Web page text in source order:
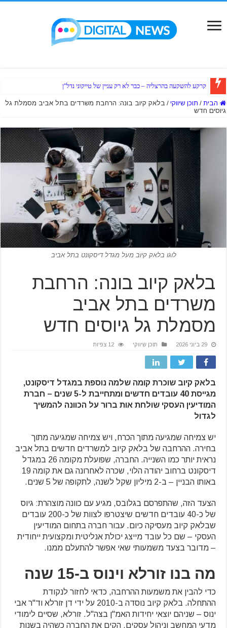
קרקע להשקעה בהרצליה – כבר לא רק עניין של טייקוני נדל"ן
הבית / תוכן שיווקי / בלאק קיוב בונה: הרחבת משרדים בתל אביב מסמלת גל
גיוסים חדש
לוגו בלאק קיוב מעל מגדל דיסקונט בתל אביב
בלאק קיוב בונה: הרחבת
משרדים בתל אביב
מסמלת גל גיוסים חדש
29 ביוני 2026 תוכן שיווקי 12 צפיות
בלאק קיוב שוכרת קומה שלמה נוספת במגדל דיסקונט,
מגייסת 40 עובדים חדשים ומתחייבת ל-5 שנים – חברת
המודיעין העסקי שולחת אות ברור על הכוונה להמשיך
לגדול
יש צמיחה שמגיעה מתוך הכרח, ויש צמיחה שמגיעה מתוך
בחירה. ההרחבה של בלאק קיוב למשרדים חדשים בתל אביב
נראית יותר כמו השנייה. החברה, שפועלת מקומה 26 במגדל
דיסקונט ברחוב יהודה הלוי, שכרה לאחרונה גם את קומה 19
באותו הבניין – ב-2 מיליון שקל לשנה, לתקופה של 5 שנים.
הצעד הזה, שהתפרסם בגלובס, מגיע עם כוונה מוצהרת: גיוס
של כ-40 עובדים חדשים שיצטרפו לצוות של כ-200 עובדים
שבלאק קיוב מעסיקה כיום. עבור חברה בתחום המודיעין
העסקי – שם כל עובד מייצג יכולת אנליטית ומקצועית ייחודית
– מדובר בצעד משמעותי שאי אפשר להתעלם ממנו.
מה בנו זורלא וינוס ב-15 שנה
כדי להבין את משמעות ההרחבה, כדאי לחזור לנקודת
ההתחלה. בלאק קיוב נוסדה ב-2010 על ידי דן זורלא וד"ר אבי
ינוס – שניהם יוצאי יחידות האמ"ן בצה"ל. זורלא, שסיים לימודי
מדעי המחשב וניהול עסקים, הקים את החברה כשהיה בשנות